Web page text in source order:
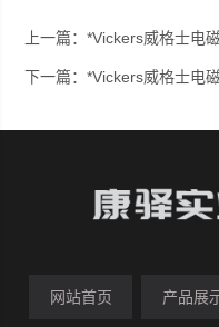
上一篇：*Vickers威格士电
下一篇：*Vickers威格士电
网站首页 产品展